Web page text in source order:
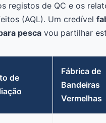
registos de QC e os
(AQL). Um credível
pesca vou partilhar
de
Fábrica de
Bandeiras
Vermelhas